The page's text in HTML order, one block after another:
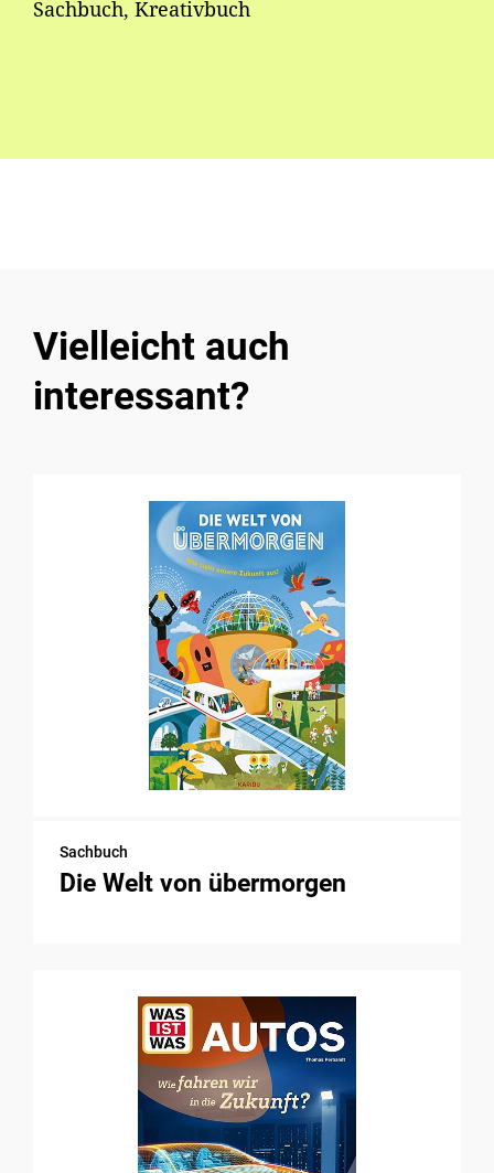
Sachbuch, Kreativbuch
Vielleicht auch
interessant?
Sachbuch
Die Welt von übermorgen